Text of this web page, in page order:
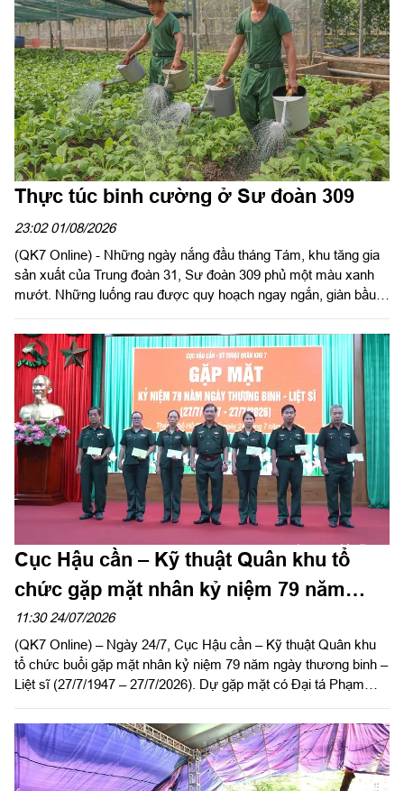
Thực túc binh cường ở Sư đoàn 309
23:02 01/08/2026
(QK7 Online) - Những ngày nắng đầu tháng Tám, khu tăng gia
sản xuất của Trung đoàn 31, Sư đoàn 309 phủ một màu xanh
mướt. Những luống rau được quy hoạch ngay ngắn, giàn bầu,
củ... là minh chứng sinh động cho hiệu quả công tác tăng gia
sản xuất, bảo đảm hậu cần bằng chính nội lực của đơn vị.
Cục Hậu cần – Kỹ thuật Quân khu tổ
chức gặp mặt nhân kỷ niệm 79 năm
ngày Thương binh - Liệt sĩ
11:30 24/07/2026
(QK7 Online) – Ngày 24/7, Cục Hậu cần – Kỹ thuật Quân khu
tổ chức buổi gặp mặt nhân kỷ niệm 79 năm ngày thương binh –
Liệt sĩ (27/7/1947 – 27/7/2026). Dự gặp mặt có Đại tá Phạm